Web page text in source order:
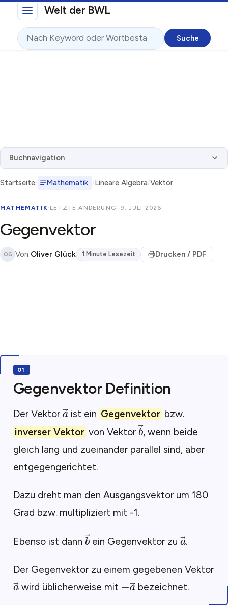
Direkt zum InhaltWelt der BWL
Suche
Buchnavigation
Startseite Mathematik Lineare Algebra Vektor
MATHEMATIK· LETZTE ÄNDERUNG: 9. JULI 2026
Gegenvektor
OG Von Oliver Glück 1 Minute Lesezeit Drucken / PDF
Gegenvektor Definition
Der Vektor
a →
ist ein Gegenvektor bzw.
inverser Vektor von Vektor
b
, wenn beide
gleich lang und zueinander parallel sind, aber
entgegengerichtet.
Dazu dreht man den Ausgangsvektor um 180
Grad bzw. multipliziert mit -1.
Ebenso ist dann
b →
ein Gegenvektor zu
a
.
Der Gegenvektor zu einem gegebenen Vektor
a
wird üblicherweise mit
a→
bezeichnet.